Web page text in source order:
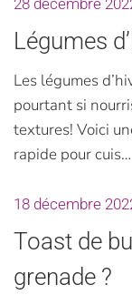
28 décembre
Légumes
Les légumes
pourtant si
textures! Voici
rapide pour cuis…
18 décembre
Toast de
grenade ?